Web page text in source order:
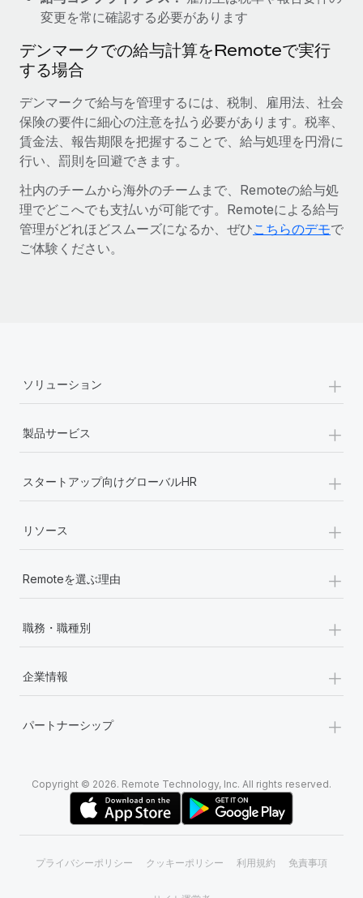
変更を常に確認する必要があります
デンマークでの給与計算をRemoteで実行
する場合
デンマークで給与を管理するには、税制、雇用法、社会
保険の要件に細心の注意を払う必要があります。税率、
賃金法、報告期限を把握することで、給与処理を円滑に
行い、罰則を回避できます。
社内のチームから海外のチームまで、Remoteの給与処
理でどこへでも支払いが可能です。Remoteによる給与
管理がどれほどスムーズになるか、ぜひこちらのデモで
ご体験ください。
ソリューション +
製品サービス +
スタートアップ向けグローバルHR +
リソース +
Remoteを選ぶ理由 +
職務・職種別 +
企業情報 +
パートナーシップ +
Copyright © 2026. Remote Technology, Inc. All rights reserved.
プライバシーポリシー クッキーポリシー 利用規約 免責事項